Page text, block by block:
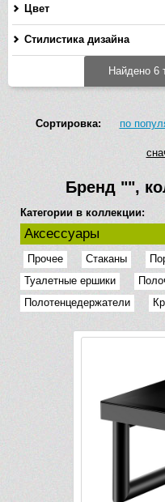
Цвет
Стилистика дизайна
Найдено 6
Сортировка: по
Бренд "",
Категории в коллекции:
Аксессуары
Прочее Стаканы
Туалетные ершики
Полотенцедержатели